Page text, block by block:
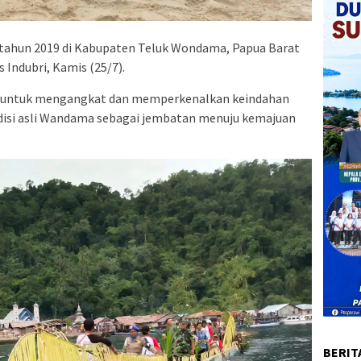
2019 di Kabupaten Teluk Wondama, Papua Barat
Indubri, Kamis (25/7).
mengangkat dan memperkenalkan keindahan
asli Wandama sebagai jembatan menuju kemajuan